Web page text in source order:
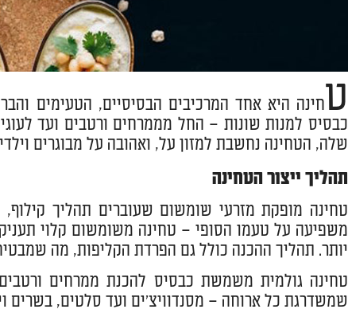
טחינה היא אחד המרכיבים הבסיסיים, הטעימים
כבסיס למנות שונות – החל מממרחים ורטבים ועד
שלה, הטחינה נחשבת למזון על, ואהובה על מבוגרים
תהליך ייצור הטחינה
טחינה מופקת מזרעי שומשום שעוברים תהליך
משפיעה על טעמו הסופי – טחינה משומשום קלוי
יותר. תהליך ההכנה כולל גם הפרדת הקליפות, מה
טחינה גולמית משמשת כבסיס להכנת ממרחים
שמשדרגת כל ארוחה – מסנדוויצ'ים ועד סלטים, בשרים